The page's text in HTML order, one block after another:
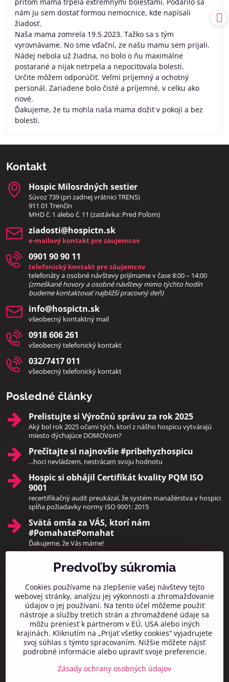
nám ju sem dostať formou nemocnice, kde napísali
žiadosť.
Naša mama zomrela 19.5.2023. Tažko sa s tým
vyrovnávame. No sme vďační, ze našu mamu sem prijali.
Nádej nebola už žiadna, no bolo o ňu maximálne
postarané a nijak netrpela a nepociťovala bolesti.
Určite môžem odporúčiť. Veľmi príjemný a ochotný
personál. Zariadene bolo čisté a príjemné, v celku ako
nové.
Ďakujeme, že tu mohla naša mama dožiť v pokoji a bez
bolesti.
Kontakt
Hospic Milosrdných sestier
Súvoz 739 (pri zadnej vrátnici TRENS)
911 01 Trenčín
MHD č. 1 alebo č. 11 (zastávka: Pred Poľom)
ziadosti​@hospictn​.sk
e-mailový kontakt pre záujemcov
0901 90 90 11
telefonický kontakt pre záujemcov
telefonáty a osobné návštevy prijímame v čase 8:00 – 14:00
(zmeškané hovory a osobné návštevy mimo týchto hodín
budeme kontaktovať najbližší pracovný deň)
info​@hospictn​.sk
všeobecný kontaktný mail
0918 606 261
všeobecný telefonický kontakt
032/7417 011
všeobecný telefonický kontakt
Posledné články
Prelistujte si Výročnú správu za rok 2025
Aký bol rok 2025 očami tých, ktorí z nášho hospicu vytvárajú
miesto dýchajúce DOMOVom?
Prečítajte si najnovšie #pribehyzhospicu
...hoci nevládzem, nestrácam svoju hodnotu
Hospic si obhájil Certifikát kvality PQM ISO
9001
recertifikačný audit preukázal, že systém manažérstva v hospici
spĺňa požiadavky normy ISO 9001: 2015
Svätá omša za VÁS, ktorí nám
#PomahatePomahat
Ďakujeme, že Vás máme!
Pridajte sa k nám
Facebook Instagram
Prihlásiť na odber noviniek
Predvoľby súkromia
Cookies používame na zlepšenie vašej návštevy tejto
webovej stránky, analýzu jej výkonnosti a zhromažďovanie
údajov o jej používaní. Na tento účel môžeme použiť
nástroje a služby tretích strán a zhromaždené údaje sa
môžu preniesť k partnerom v EÚ, USA alebo iných
krajinách. Kliknutím na „Prijať všetky cookies“ vyjadrujete
svoj súhlas s týmto spracovaním. Nižšie môžete nájsť
podrobné informácie alebo upraviť svoje preferencie.
Zásady ochrany osobných údajov